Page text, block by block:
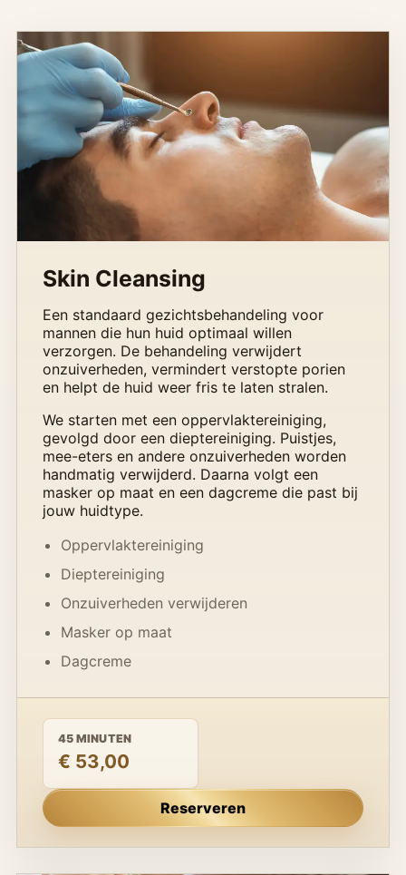
Skin Cleansing
Een standaard gezichtsbehandeling voor
mannen die hun huid optimaal willen
verzorgen. De behandeling verwijdert
onzuiverheden, vermindert verstopte porien
en helpt de huid weer fris te laten stralen.
We starten met een oppervlaktereiniging,
gevolgd door een dieptereiniging. Puistjes,
mee-eters en andere onzuiverheden worden
handmatig verwijderd. Daarna volgt een
masker op maat en een dagcreme die past bij
jouw huidtype.
Oppervlaktereiniging
Dieptereiniging
Onzuiverheden verwijderen
Masker op maat
Dagcreme
45 MINUTEN
€ 53,00
Reserveren